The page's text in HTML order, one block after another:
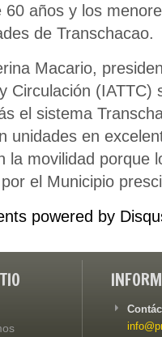
60 años y los
de Transchacao.
Macario,
Circulación (IATTC)
el sistema
unidades en
la movilidad porque
el Municipio
powered by